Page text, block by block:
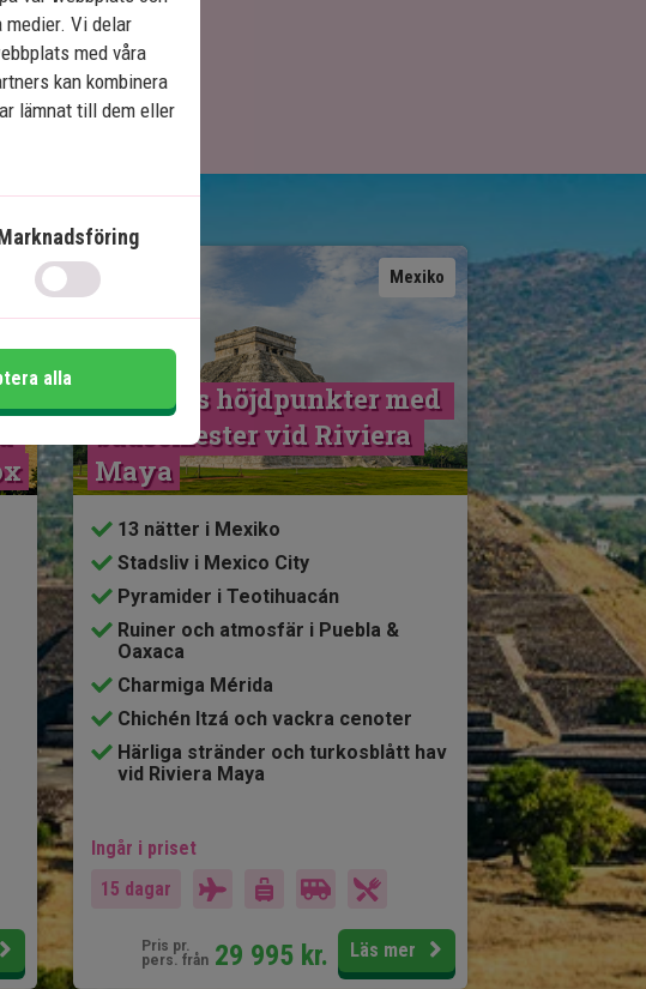
Mexiko
Mexikos höjdpunkter med
badsemester vid Riviera
Maya
13 nätter i Mexiko
Stadsliv i Mexico City
Pyramider i Teotihuacán
Ruiner och atmosfär i Puebla &
Oaxaca
Charmiga Mérida
Chichén Itzá och vackra cenoter
Härliga stränder och turkosblått hav
vid Riviera Maya
Ingår i priset
15 dagar
Pris pr.
pers. från 29 995 kr. Läs mer
Vi delar
med våra
kan kombinera
lämnat till dem eller
alla